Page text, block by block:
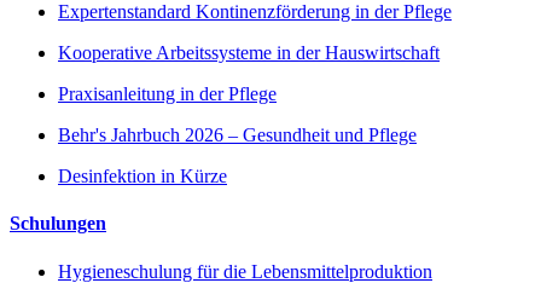
Expertenstandard Kontinenzförderung in der Pflege
Kooperative Arbeitssysteme in der Hauswirtschaft
Praxisanleitung in der Pflege
Behr's Jahrbuch 2026 – Gesundheit und Pflege
Desinfektion in Kürze
Schulungen
Hygieneschulung für die Lebensmittelproduktion